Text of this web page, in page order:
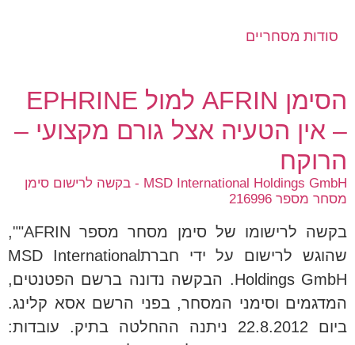
סודות מסחריים
הסימן AFRIN למול EPHRINE
– אין הטעיה אצל גורם מקצועי –
הרוקח
MSD International Holdings GmbH - בקשה לרישום סימן
מסחר מספר 216996
בקשה לרישומו של סימן מסחר מספר AFRIN"",
שהוגש לרישום על ידי חברתMSD International
Holdings GmbH. הבקשה נדונה ברשם הפטנטים,
המדגמים וסימני המסחר, בפני הרשם אסא קלינג.
ביום 22.8.2012 ניתנה ההחלטה בתיק. עובדות: